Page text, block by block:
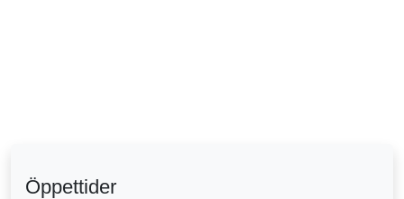
Öppettider